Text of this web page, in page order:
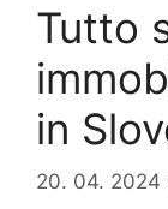
Tutto
in
20. 04. 2024